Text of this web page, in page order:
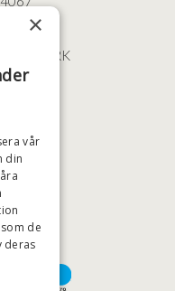
202
60
×
vår
din
de
deras